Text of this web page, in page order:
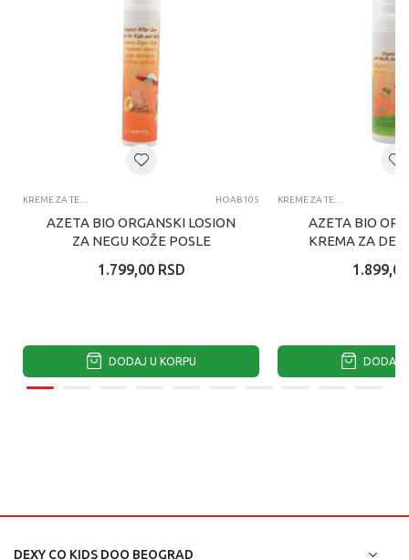
KREME ZA TELO HOAB105
AZETA BIO ORGANSKI LOSION
ZA NEGU KOŽE POSLE
100ML...
1.799,00 RSD
DODAJ U KORPU
KREME ZA TELO
AZETA BIO
KREMA ZA
1.899,00
DODAJ
DEXY CO KIDS DOO BEOGRAD